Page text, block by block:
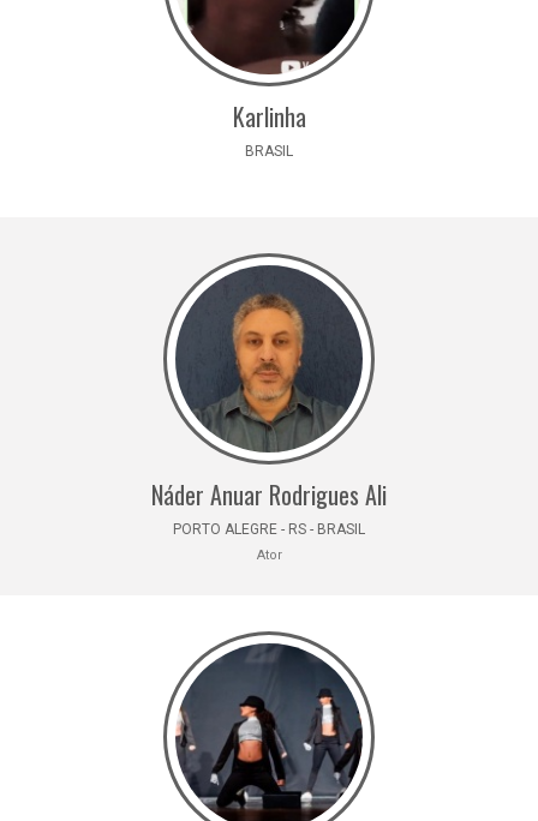
Karlinha
BRASIL
Náder Anuar Rodrigues Ali
PORTO ALEGRE - RS - BRASIL
Ator